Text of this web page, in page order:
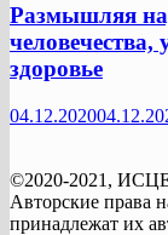
Размышляя
человечества,
здоровье
04.12.2020
©2020-2021,
Авторские права
принадлежат их